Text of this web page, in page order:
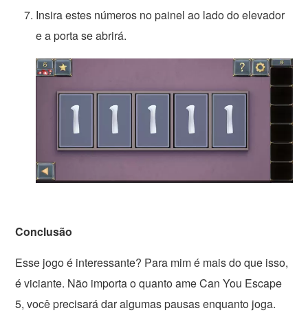
Insira estes números no painel ao lado do elevador
e a porta se abrirá.
Conclusão
Esse jogo é interessante? Para mim é mais do que isso,
é viciante. Não importa o quanto ame Can You Escape
5, você precisará dar algumas pausas enquanto joga.